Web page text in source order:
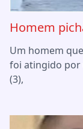
Homem
Um homem
foi atingido por
(3),